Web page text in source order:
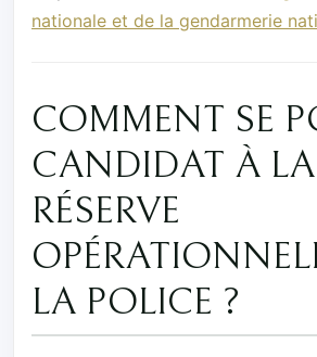
nationale et de la gendarmerie
COMMENT SE
CANDIDAT À LA
RÉSERVE
LA POLICE ?